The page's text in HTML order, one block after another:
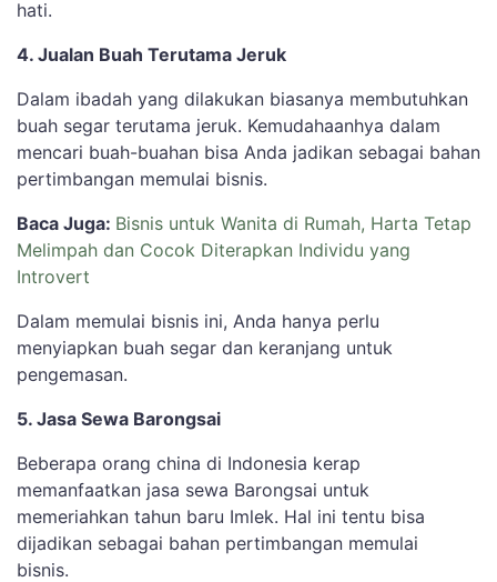
hati.
4. Jualan Buah Terutama Jeruk
Dalam ibadah yang dilakukan biasanya membutuhkan
buah segar terutama jeruk. Kemudahaanhya dalam
mencari buah-buahan bisa Anda jadikan sebagai bahan
pertimbangan memulai bisnis.
Baca Juga: Bisnis untuk Wanita di Rumah, Harta Tetap
Melimpah dan Cocok Diterapkan Individu yang
Introvert
Dalam memulai bisnis ini, Anda hanya perlu
menyiapkan buah segar dan keranjang untuk
pengemasan.
5. Jasa Sewa Barongsai
Beberapa orang china di Indonesia kerap
memanfaatkan jasa sewa Barongsai untuk
memeriahkan tahun baru Imlek. Hal ini tentu bisa
dijadikan sebagai bahan pertimbangan memulai
bisnis.